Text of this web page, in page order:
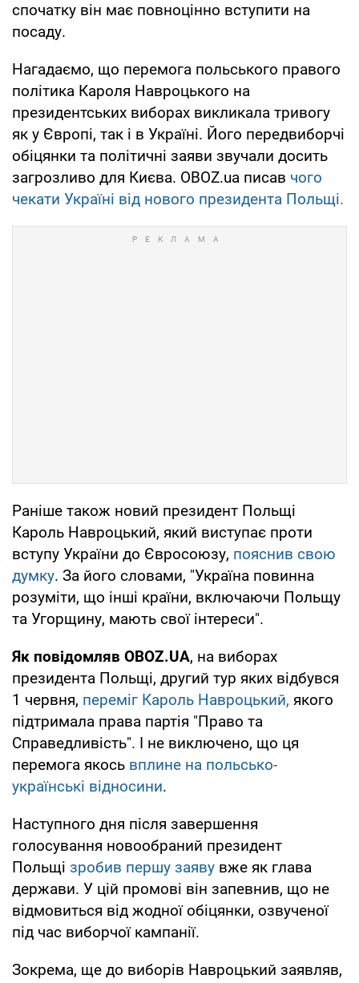
спочатку він має повноцінно вступити на
посаду.
Нагадаємо, що перемога польського правого
політика Кароля Навроцького на
президентських виборах викликала тривогу
як у Європі, так і в Україні. Його передвиборчі
обіцянки та політичні заяви звучали досить
загрозливо для Києва. OBOZ.ua писав чого
чекати Україні від нового президента Польщі.
Раніше також новий президент Польщі
Кароль Навроцький, який виступає проти
вступу України до Євросоюзу, пояснив свою
думку. За його словами, "Україна повинна
розуміти, що інші країни, включаючи Польщу
та Угорщину, мають свої інтереси".
Як повідомляв OBOZ.UA, на виборах
президента Польщі, другий тур яких відбувся
1 червня, переміг Кароль Навроцький, якого
підтримала права партія "Право та
Справедливість". І не виключено, що ця
перемога якось вплине на польсько-
українські відносини.
Наступного дня після завершення
голосування новообраний президент
Польщі зробив першу заяву вже як глава
держави. У цій промові він запевнив, що не
відмовиться від жодної обіцянки, озвученої
під час виборчої кампанії.
Зокрема, ще до виборів Навроцький заявляв,